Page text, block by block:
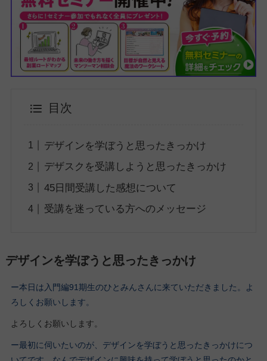
目次
デザインを学ぼうと思ったきっかけ
デザスクを受講しようと思ったきっかけ
45日間受講した感想について
受講を迷っている方へのメッセージ
デザインを学ぼうと思ったきっかけ
ー本日は入門編91期生のひとみんさんに来ていただきました。よ
ろしくお願いします。
よろしくお願いします。
ー最初に伺いたいのが、デザインを学ぼうと思ったきっかけにつ